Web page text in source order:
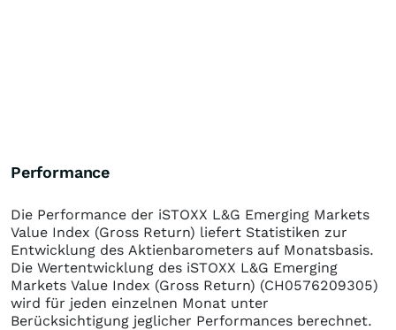
Performance
Die Performance der iSTOXX L&G Emerging Markets
Value Index (Gross Return) liefert Statistiken zur
Entwicklung des Aktienbarometers auf Monatsbasis.
Die Wertentwicklung des iSTOXX L&G Emerging
Markets Value Index (Gross Return) (CH0576209305)
wird für jeden einzelnen Monat unter
Berücksichtigung jeglicher Performances berechnet.